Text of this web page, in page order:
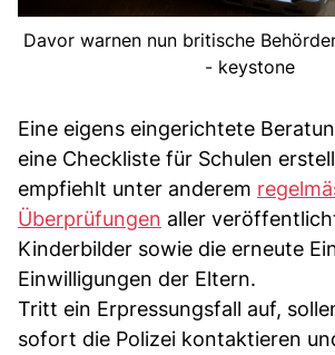
Davor warnen nun britische
- keystone
Eine eigens eingerichtete
eine Checkliste für Schulen
empfiehlt unter anderem
Überprüfungen aller
Kinderbilder sowie die erneute
Einwilligungen der Eltern.
Tritt ein Erpressungsfall auf,
sofort die Polizei kontaktieren